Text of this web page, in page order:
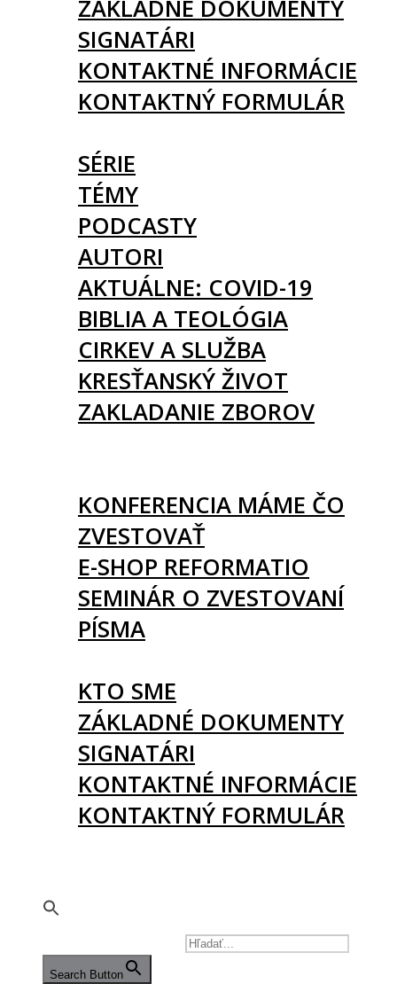
ZÁKLADNÉ DOKUMENTY
SIGNATÁRI
KONTAKTNÉ INFORMÁCIE
KONTAKTNÝ FORMULÁR
SÉRIE
TÉMY
PODCASTY
AUTORI
AKTUÁLNE: COVID-19
BIBLIA A TEOLÓGIA
CIRKEV A SLUŽBA
KRESŤANSKÝ ŽIVOT
ZAKLADANIE ZBOROV
KONFERENCIA MÁME ČO
ZVESTOVAŤ
E-SHOP REFORMATIO
SEMINÁR O ZVESTOVANÍ
PÍSMA
KTO SME
ZÁKLADNÉ DOKUMENTY
SIGNATÁRI
KONTAKTNÉ INFORMÁCIE
KONTAKTNÝ FORMULÁR
Search Button